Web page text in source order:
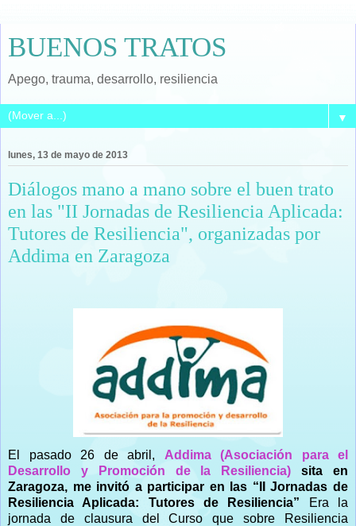
BUENOS TRATOS
Apego, trauma, desarrollo, resiliencia
▼
lunes, 13 de mayo de 2013
Diálogos mano a mano sobre el buen trato
en las "II Jornadas de Resiliencia Aplicada:
Tutores de Resiliencia", organizadas por
Addima en Zaragoza
El pasado 26 de abril, Addima (Asociación para el
Desarrollo y Promoción de la Resiliencia) sita en
Zaragoza, me invitó a participar en las “II Jornadas de
Resiliencia Aplicada: Tutores de Resiliencia” Era la
jornada de clausura del Curso que sobre Resiliencia